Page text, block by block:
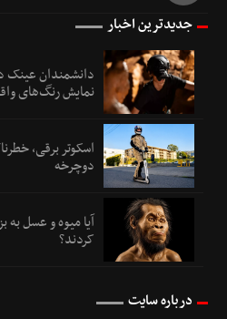
جدیدترین اخبار
دانشمندان عینک
نمایش رنگ‌های
اسکوتر برقی،
دوچرخه
آیا میوه و عسل
کردند؟
درباره سایت